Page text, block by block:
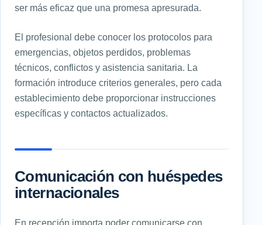
ser más eficaz que una promesa apresurada.
El profesional debe conocer los protocolos para
emergencias, objetos perdidos, problemas
técnicos, conflictos y asistencia sanitaria. La
formación introduce criterios generales, pero cada
establecimiento debe proporcionar instrucciones
específicas y contactos actualizados.
Comunicación con huéspedes
internacionales
En recepción importa poder comunicarse con